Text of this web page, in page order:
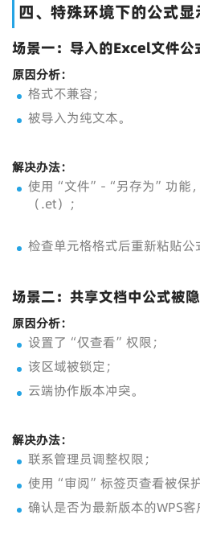
四、特殊环境下的公式显
场景一：导入的Excel文件公
原因分析：
格式不兼容；
被导入为纯文本。
解决办法：
使用“文件”-“另存为”功能
（.et）；
检查单元格格式后重新粘贴公
场景二：共享文档中公式被
原因分析：
设置了“仅查看”权限；
该区域被锁定；
云端协作版本冲突。
解决办法：
联系管理员调整权限；
使用“审阅”标签页查看被保护
确认是否为最新版本的WPS客